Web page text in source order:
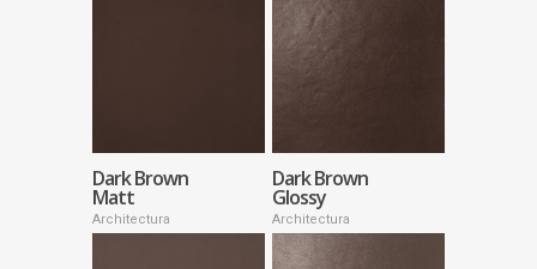
Dark Brown
Matt
Architectura
Dark Brown
Glossy
Architectura